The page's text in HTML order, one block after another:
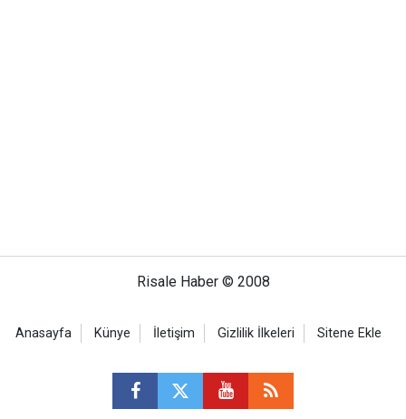
Risale Haber © 2008
Anasayfa Künye İletişim Gizlilik İlkeleri Sitene Ekle